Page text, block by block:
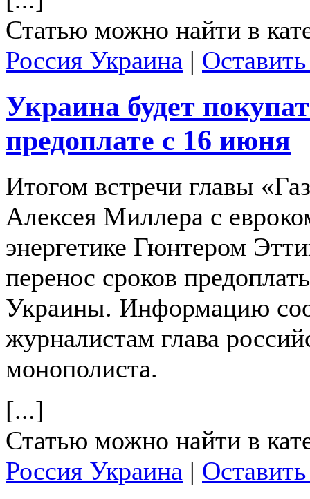
Статью можно найти в
Россия Украина |
Украина будет
предоплате с 16 июня
Итогом встречи главы
Алексея Миллера с
энергетике Гюнтером
перенос сроков
Украины. Информацию
журналистам глава
монополиста.
[...]
Статью можно найти в
Россия Украина |